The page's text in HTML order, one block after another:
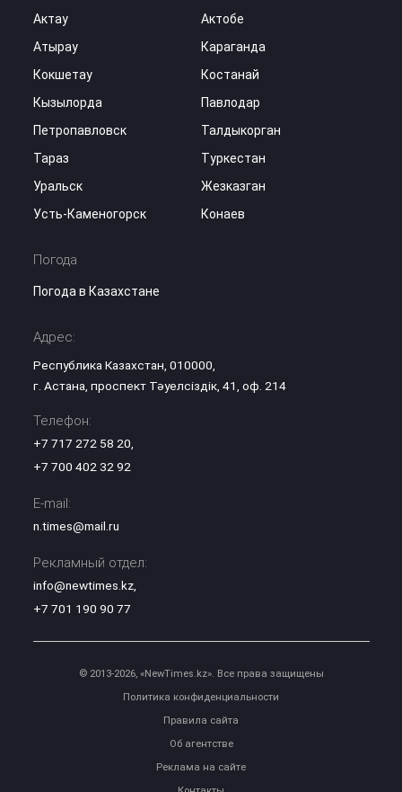
Актау
Актобе
Атырау
Караганда
Кокшетау
Костанай
Кызылорда
Павлодар
Петропавловск
Талдыкорган
Тараз
Туркестан
Уральск
Жезказган
Усть-Каменогорск
Конаев
Погода
Погода в Казахстане
Адрес:
Республика Казахстан, 010000,
г. Астана, проспект Тәуелсіздік, 41, оф. 214
Телефон:
+7 717 272 58 20,
+7 700 402 32 92
E-mail:
n.times@mail.ru
Рекламный отдел:
info@newtimes.kz,
+7 701 190 90 77
© 2013-2026, «NewTimes.kz». Все права защищены
Политика конфиденциальности
Правила сайта
Об агентстве
Реклама на сайте